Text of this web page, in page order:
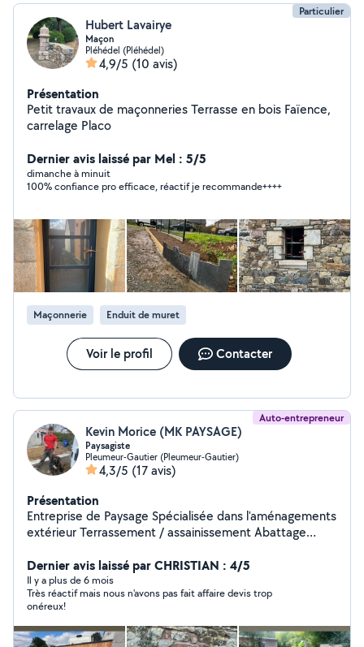
Particulier
Hubert Lavairye
Maçon
Pléhédel (Pléhédel)
4,9/5 (10 avis)
Présentation
Petit travaux de maçonneries Terrasse en bois Faïence,
carrelage Placo
Dernier avis laissé par Mel : 5/5
dimanche à minuit
100% confiance pro efficace, réactif je recommande++++
Maçonnerie Enduit de muret
Voir le profil Contacter
Auto-entrepreneur
Kevin Morice (MK PAYSAGE)
Paysagiste
Pleumeur-Gautier (Pleumeur-Gautier)
4,3/5 (17 avis)
Présentation
Entreprise de Paysage Spécialisée dans l'aménagements
extérieur Terrassement / assainissement Abattage
en main Situé à Pleumeur Gautier
Dernier avis laissé par CHRISTIAN : 4/5
Il y a plus de 6 mois
Très réactif mais nous n'avons pas fait affaire devis trop
onéreux!